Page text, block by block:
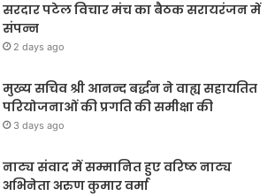
सरदार पटेल विचार मंच का बैठक सरायरंजन में
संपन्न
2 days ago
मुख्य सचिव श्री आनन्द बर्द्धन ने वाह्य सहायतित
परियोजनाओं की प्रगति की समीक्षा की
3 days ago
नाट्य संवाद में सम्मानित हुए वरिष्ठ नाट्य
अभिनेता अरुण कुमार वर्मा